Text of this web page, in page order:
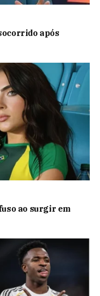
após
ao surgir em